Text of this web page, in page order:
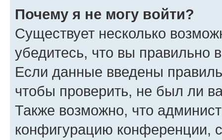
Почему я не могу войти?
Существует несколько
убедитесь, что вы правильно
Если данные введены
чтобы проверить, не был ли
Также возможно, что
конфигурацию конференции,